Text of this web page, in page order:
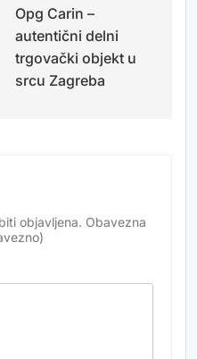
Opg Carin –
autentični delni
trgovački objekt u
srcu Zagreba
objavljena. Obavezna